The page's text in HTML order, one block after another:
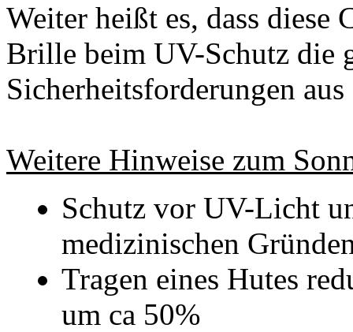
Weiter heißt es, dass diese
Brille beim UV-Schutz die
Sicherheitsforderungen
Weitere Hinweise zum
Schutz vor UV-Licht
medizinischen
Tragen eines Hutes
um ca 50%